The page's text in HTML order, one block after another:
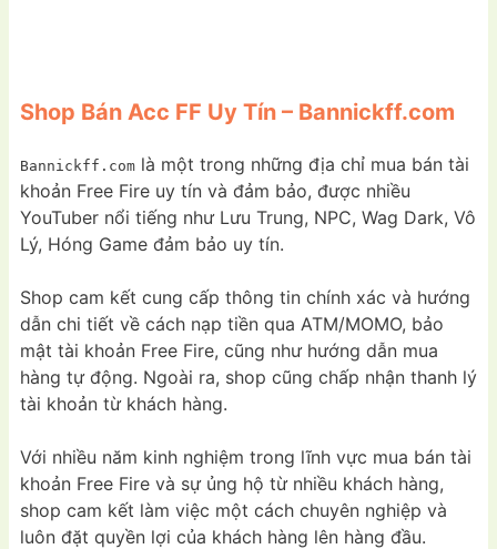
Shop Bán Acc FF Uy Tín – Bannickff.com
Bannickff.com là một trong những địa chỉ mua bán tài
khoản Free Fire uy tín và đảm bảo, được nhiều
YouTuber nổi tiếng như Lưu Trung, NPC, Wag Dark, Vô
Lý, Hóng Game đảm bảo uy tín.
Shop cam kết cung cấp thông tin chính xác và hướng
dẫn chi tiết về cách nạp tiền qua ATM/MOMO, bảo
mật tài khoản Free Fire, cũng như hướng dẫn mua
hàng tự động. Ngoài ra, shop cũng chấp nhận thanh lý
tài khoản từ khách hàng.
Với nhiều năm kinh nghiệm trong lĩnh vực mua bán tài
khoản Free Fire và sự ủng hộ từ nhiều khách hàng,
shop cam kết làm việc một cách chuyên nghiệp và
luôn đặt quyền lợi của khách hàng lên hàng đầu.